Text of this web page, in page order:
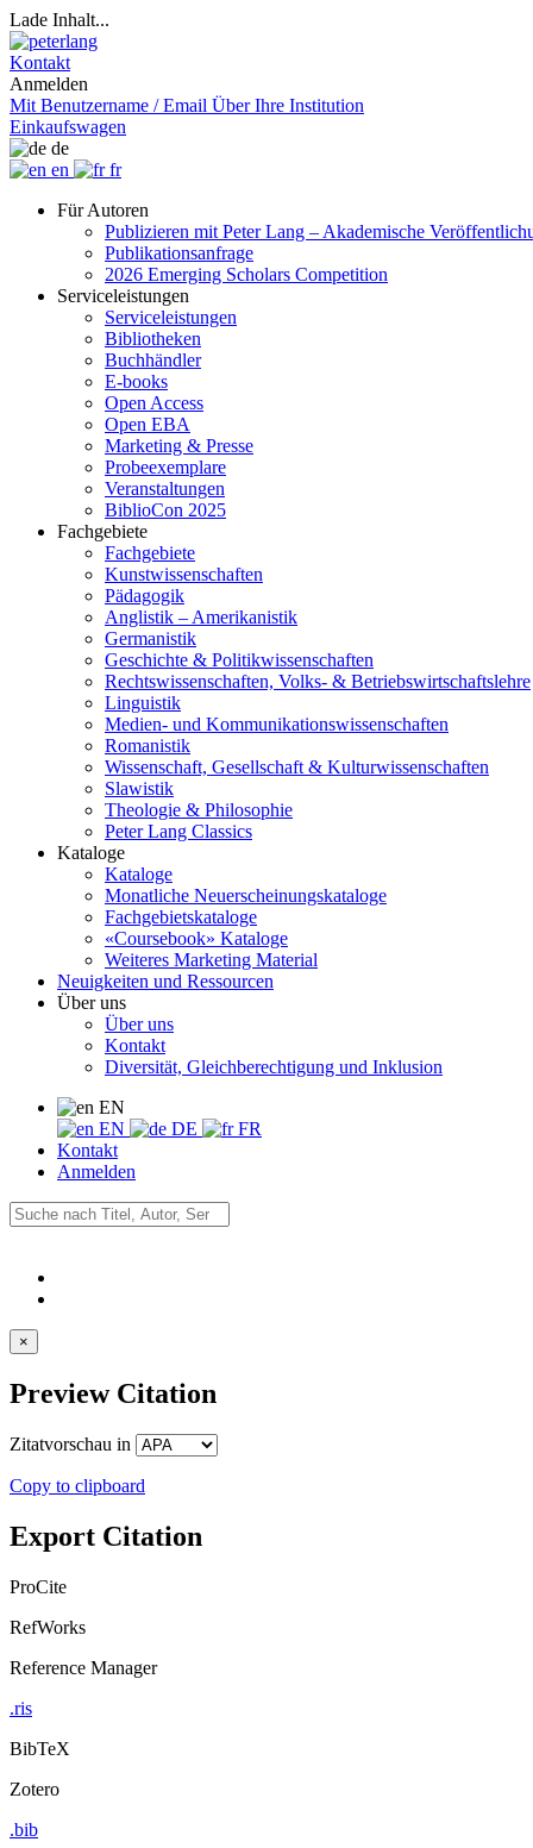
Lade Inhalt...
Kontakt
Anmelden
Mit Benutzername / Email Über Ihre Institution
Einkaufswagen
de
en
fr
Für Autoren
Publizieren mit Peter Lang – Akademische
Publikationsanfrage
2026 Emerging Scholars Competition
Serviceleistungen
Serviceleistungen
Bibliotheken
Buchhändler
E-books
Open Access
Open EBA
Marketing & Presse
Probeexemplare
Veranstaltungen
BiblioCon 2025
Fachgebiete
Fachgebiete
Kunstwissenschaften
Pädagogik
Anglistik – Amerikanistik
Germanistik
Geschichte & Politikwissenschaften
Rechtswissenschaften, Volks- & Betriebswirtschaftslehre
Linguistik
Medien- und Kommunikationswissenschaften
Romanistik
Wissenschaft, Gesellschaft & Kulturwissenschaften
Slawistik
Theologie & Philosophie
Peter Lang Classics
Kataloge
Kataloge
Monatliche Neuerscheinungskataloge
Fachgebietskataloge
«Coursebook» Kataloge
Weiteres Marketing Material
Neuigkeiten und Ressourcen
Über uns
Über uns
Kontakt
Diversität, Gleichberechtigung und Inklusion
EN
EN
DE
FR
Kontakt
Anmelden
×
Preview Citation
Zitatvorschau in
Copy to clipboard
Export Citation
ProCite
RefWorks
Reference Manager
.ris
BibTeX
Zotero
.bib